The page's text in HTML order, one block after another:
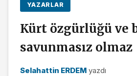
YAZARLAR
Kürt özgürlüğü ve
savunmasız olmaz
Selahattin ERDEM yazdı